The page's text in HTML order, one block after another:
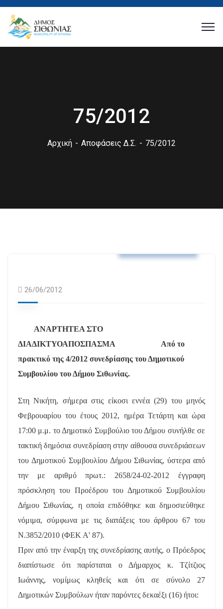
75/2012
Αρχική Αποφάσεις Δ.Σ. 75/2012
26/06/2012
ΑΝΑΡΤΗΤΕΑ ΣΤΟ
ΔΙΑΔΙΚΤΥΟΑΠΟΣΠΑΣΜΑ
Από το
πρακτικό της 4/2012 συνεδρίασης του Δημοτικού
Συμβουλίου του Δήμου Σιθωνίας.
Στη Νικήτη, σήμερα στις είκοσι εννέα (29) του μηνός
Φεβρουαρίου του έτους 2012, ημέρα Τετάρτη και ώρα
17:00 μ.μ. το Δημοτικό Συμβούλιο του Δήμου συνήλθε σε
τακτική δημόσια συνεδρίαση στην αίθουσα συνεδριάσεων
του Δημοτικού Συμβουλίου Δήμου Σιθωνίας, ύστερα από
την με αριθμό πρωτ.: 2658/24-02-2012 έγγραφη
πρόσκληση του Προέδρου του Δημοτικού Συμβουλίου
Δήμου Σιθωνίας, η οποία επιδόθηκε και δημοσιεύθηκε
νόμιμα, σύμφωνα με τις διατάξεις του άρθρου 67 του
Ν.3852/2010 (ΦΕΚ Α' 87).
Πριν από την έναρξη της συνεδρίασης αυτής, ο Πρόεδρος
διαπίστωσε ότι παρίσταται ο Δήμαρχος κ. Τζίτζιος
Ιωάννης, νομίμως κληθείς και ότι σε σύνολο 27
Δημοτικών Συμβούλων ήταν παρόντες δεκαέξι (16) ήτοι: